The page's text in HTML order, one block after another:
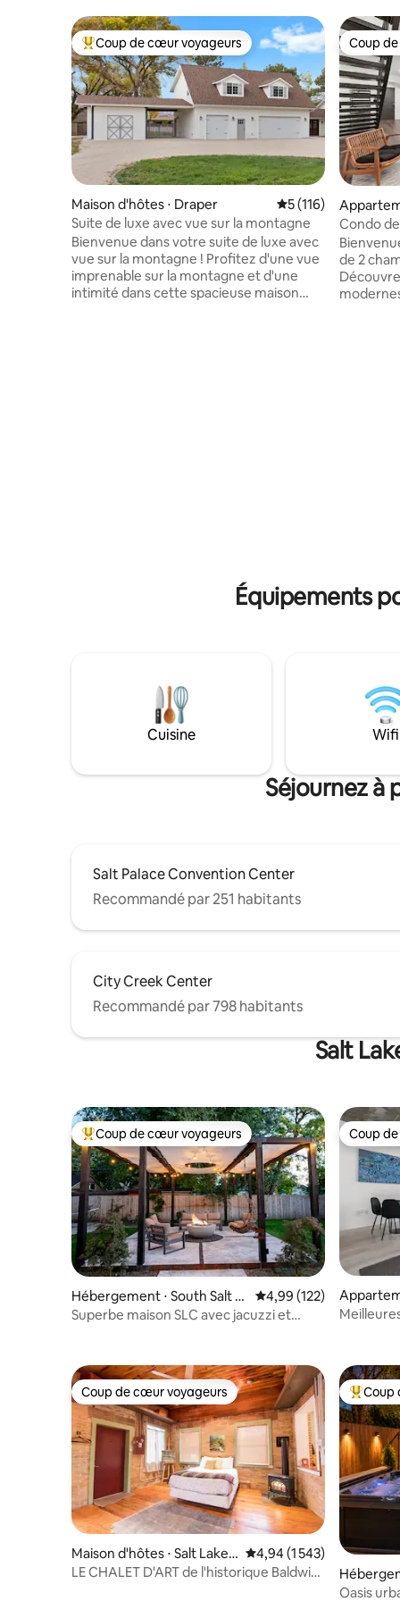
Coups de cœur voyageurs les plus appréciés
Coup de cœur voyageurs
Maison d'hôtes ⋅ Draper Évaluation
5 (116)
Suite de luxe avec vue sur la montagne
Bienvenue dans votre suite de luxe avec
vue sur la montagne ! Profitez d'une vue
imprenable sur la montagne et d'une
intimité dans cette spacieuse maison
Coup
Coup
⋅ Centre-
ty
Condo
de 2
Équipements
Cuisine Wifi
Séjournez à
Salt Palace Convention Center
Recommandé par 251 habitants
City Creek Center
Recommandé par 798 habitants
Salt
Coups de cœur voyageurs les plus appréciés
Coup de cœur voyageurs
Hébergement ⋅ South Salt L
ake City
Évaluation moyenne
4,99 (122)
Superbe maison SLC avec jacuzzi et
Coup
Coup
de Salt
Coup de cœur voyageurs
Coup de cœur voyageurs
Maison d'hôtes ⋅ Salt Lake
City
Évaluation moyenne sur
4,94 (1 543)
LE CHALET D'ART de l'historique Baldwin
Coups
Coup
y
Oasis